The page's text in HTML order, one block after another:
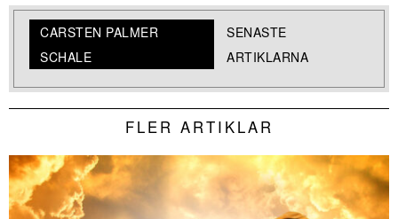
CARSTEN PALMER
SCHALE
SENASTE
ARTIKLARNA
FLER ARTIKLAR